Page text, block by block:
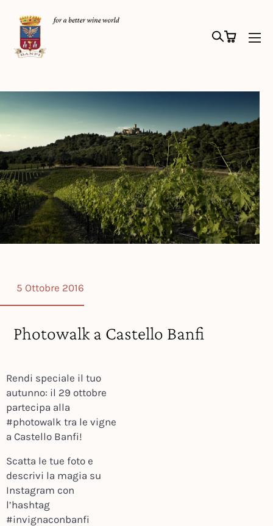
5 Ottobre 2016
Photowalk a Castello Banfi
Rendi speciale il tuo
autunno: il 29 ottobre
partecipa alla
#photowalk tra le vigne
a Castello Banfi!
Scatta le tue foto e
descrivi la magia su
Instagram con
l’hashtag
#invignaconbanfi